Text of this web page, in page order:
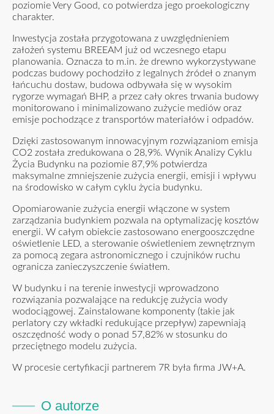
poziomie Very Good, co potwierdza jego proekologiczny
charakter.
Inwestycja została przygotowana z uwzględnieniem
założeń systemu BREEAM już od wczesnego etapu
planowania. Oznacza to m.in. że drewno wykorzystywane
podczas budowy pochodziło z legalnych źródeł o znanym
łańcuchu dostaw, budowa odbywała się w wysokim
rygorze wymagań BHP, a przez cały okres trwania budowy
monitorowano i minimalizowano zużycie mediów oraz
emisje pochodzące z transportów materiałów i odpadów.
Dzięki zastosowanym innowacyjnym rozwiązaniom emisja
CO2 została zredukowana o 28,9%. Wynik Analizy Cyklu
Życia Budynku na poziomie 87,9% potwierdza
maksymalne zmniejszenie zużycia energii, emisji i wpływu
na środowisko w całym cyklu życia budynku.
Opomiarowanie zużycia energii włączone w system
zarządzania budynkiem pozwala na optymalizację kosztów
energii. W całym obiekcie zastosowano energooszczędne
oświetlenie LED, a sterowanie oświetleniem zewnętrznym
za pomocą zegara astronomicznego i czujników ruchu
ogranicza zanieczyszczenie światłem.
W budynku i na terenie inwestycji wprowadzono
rozwiązania pozwalające na redukcję zużycia wody
wodociągowej. Zainstalowane komponenty (takie jak
perlatory czy wkładki redukujące przepływ) zapewniają
oszczędność wody o ponad 57,82% w stosunku do
przeciętnego modelu zużycia.
W procesie certyfikacji partnerem 7R była firma JW+A.
O autorze